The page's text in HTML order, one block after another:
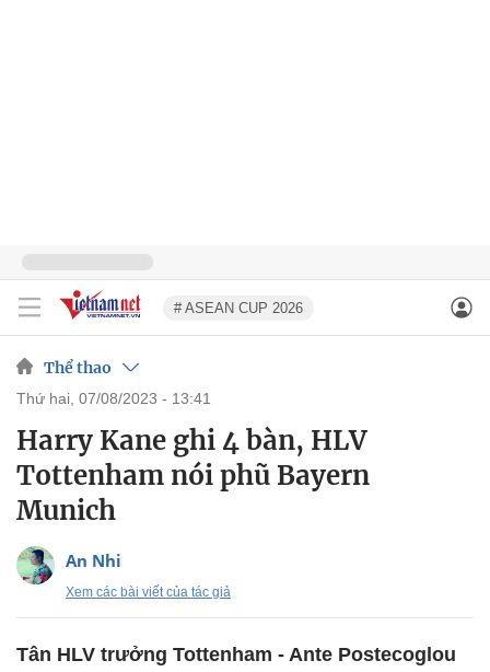
# ASEAN CUP 2026
Thể thao
thứ hai, 07/08/2023 - 13:41
Harry Kane ghi 4 bàn, HLV
Tottenham nói phũ Bayern
Munich
An Nhi
Xem các bài viết của tác giả
Tân HLV trưởng Tottenham - Ante Postecoglou